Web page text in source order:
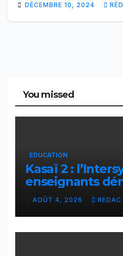
DÉCEMBRE 10, 2024
You missed
ÉDUCATION
Kasaï 2 :
enseignants
contribution
imposée aux
CNCA
AOÛT 4, 2026 REDAC